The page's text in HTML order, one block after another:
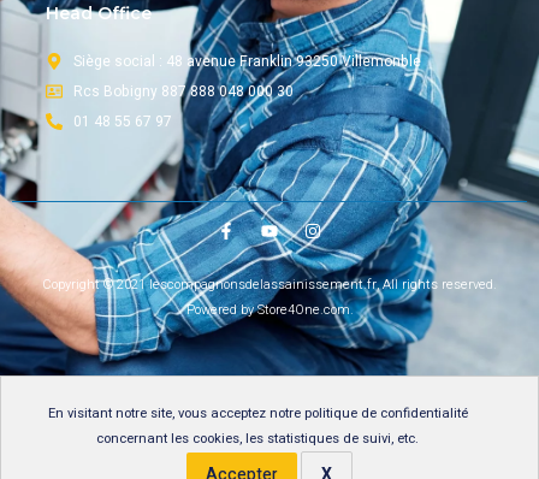
En visitant notre site, vous acceptez notre politique de confidentialité
concernant les cookies, les statistiques de suivi, etc.
Head Office
Siège social : 48 avenue Franklin 93250 Villemonble
Rcs Bobigny 887 888 048 000 30
01 48 55 67 97
Copyright © 2021 lescompagnonsdelassainissement.fr, All rights reserved.
Powered by Store4One.com.